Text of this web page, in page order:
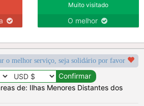
Muito visitado
O melhor
o melhor serviço, seja solidário por favor
de: Ilhas Menores Distantes dos